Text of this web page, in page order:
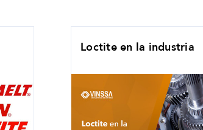
Loctite en la industria